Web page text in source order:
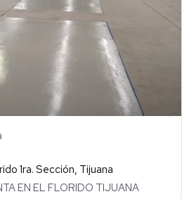
1ra. Sección, Tijuana
EN EL FLORIDO TIJUANA